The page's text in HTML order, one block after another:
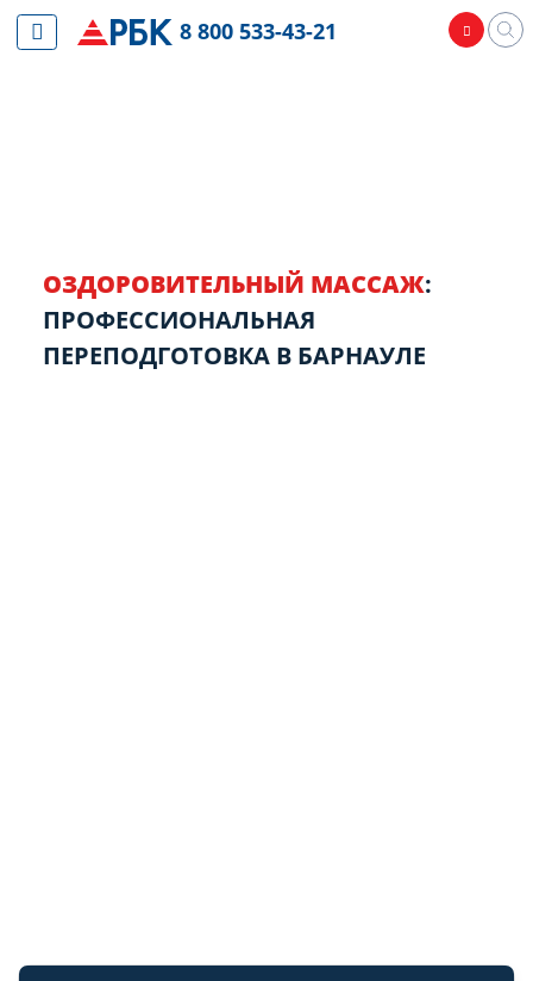
ОЗДОРОВИТЕЛЬНЫЙ МАССАЖ:
ПРОФЕССИОНАЛЬНАЯ
ПЕРЕПОДГОТОВКА В БАРНАУЛЕ
8 800 533-43-21